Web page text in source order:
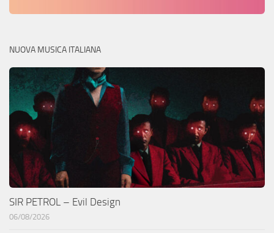
NUOVA MUSICA ITALIANA
SIR PETROL – Evil Design
06/08/2026